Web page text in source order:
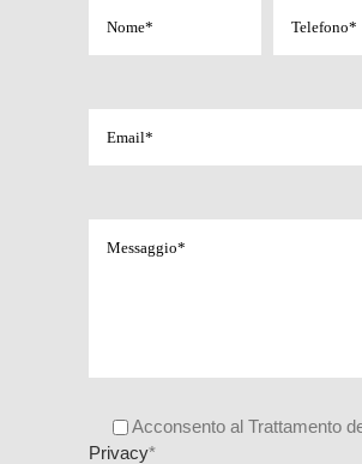
Acconsento al Trattamento
Privacy*